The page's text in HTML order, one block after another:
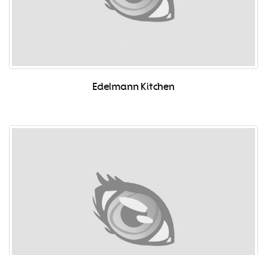
Edelmann Kitchen